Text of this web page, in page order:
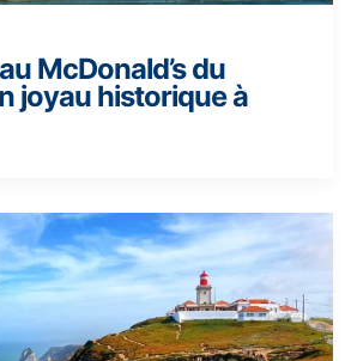
McDonald’s du
joyau historique à